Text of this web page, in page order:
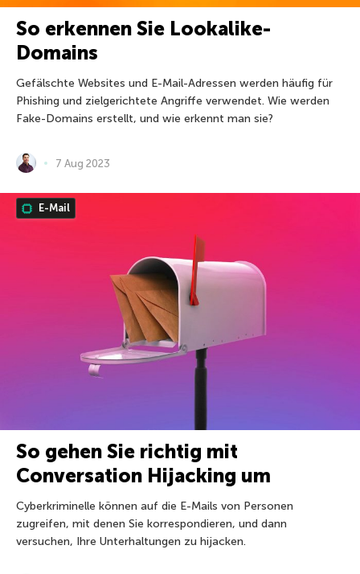
So erkennen Sie Lookalike-
Domains
Gefälschte Websites und E-Mail-Adressen werden häufig für
Phishing und zielgerichtete Angriffe verwendet. Wie werden
Fake-Domains erstellt, und wie erkennt man sie?
7 Aug 2023
E-Mail
So gehen Sie richtig mit
Conversation Hijacking um
Cyberkriminelle können auf die E-Mails von Personen
zugreifen, mit denen Sie korrespondieren, und dann
versuchen, Ihre Unterhaltungen zu hijacken.